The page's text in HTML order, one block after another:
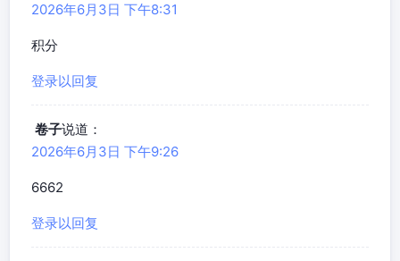
2026年6月3日 下午8:31
积分
登录以回复
卷子说道：
2026年6月3日 下午9:26
6662
登录以回复